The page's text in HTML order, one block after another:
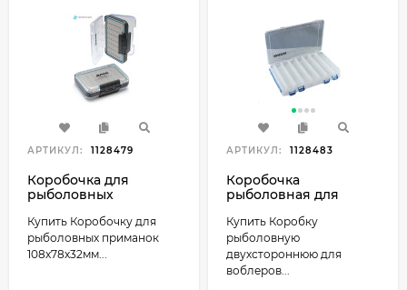
АРТИКУЛ: 1128479
Коробочка для
рыболовных
108x78x32мм
двухсторонняя с
вставкой EVA Олта
Купить Коробочку для
рыболовных приманок
108x78x32мм...
АРТИКУЛ: 1128483
Коробочка
рыболовная для
276x176x49мм
двухсторонняя Олта
H-488
Купить Коробку
рыболовную
двухстороннюю для
воблеров...